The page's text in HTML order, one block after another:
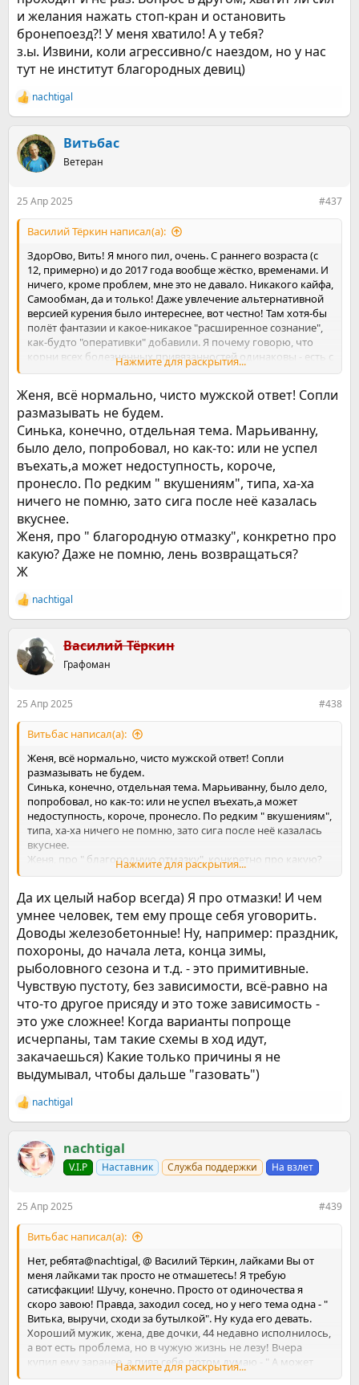
и желания нажать стоп-кран и остановить
бронепоезд?! У меня хватило! А у тебя?
з.ы. Извини, коли агрессивно/с наездом, но у нас
тут не институт благородных девиц)
Р
е
к
ц
и
nachtigal
Витьбас
Ветеран
25 Апр 2025 #437
Василий Тёркин написал(а):
ЗдорОво, Вить! Я много пил, очень. С раннего возраста (с
12, примерно) и до 2017 года вообще жёстко, временами. И
ничего, кроме проблем, мне это не давало. Никакого кайфа,
Самообман, да и только! Даже увлечение альтернативной
версией курения было интереснее, вот честно! Там хотя-бы
полёт фантазии и какое-никакое "расширенное сознание",
как-будто "оперативки" добавили. Я почему говорю, что
корни всех болезненных привязанностей одинаковы - есть с
чем сравнить + личного опыта вагон и маленькая тележка.
азартные игры, трудоголизм или неуёмная тяга к
противоположному полу, да хоть тот же форум -
зависимость она и есть зависимость. Без объекта
вожделения крышу сносит. Вот и ты сам себе придумал
благородную отмазку. Обманул себя самого... И это
нормально, никак не умаляет твоих достоинств и заслуг!
Каждый через это проходит и не раз! Вопрос в другом,
хватит ли сил и желания нажать стоп-кран и остановить
бронепоезд?! У меня хватило! А у тебя?
з.ы. Извини, коли агрессивно/с наездом, но у нас тут не
институт благородных девиц)
Нажмите для раскрытия...
Женя, всё нормально, чисто мужской ответ! Сопли
размазывать не будем.
Синька, конечно, отдельная тема. Марьиванну,
было дело, попробовал, но как-то: или не успел
въехать,а может недоступность, короче,
пронесло. По редким " вкушениям", типа, ха-ха
ничего не помню, зато сига после неё казалась
вкуснее.
Женя, про " благородную отмазку", конкретно про
какую? Даже не помню, лень возвращаться?
Ж
Р
е
ц
и
nachtigal
Василий Тёркин
Графоман
25 Апр 2025 #438
Витьбас написал(а):
Женя, всё нормально, чисто мужской ответ! Сопли
размазывать не будем.
Синька, конечно, отдельная тема. Марьиванну, было дело,
попробовал, но как-то: или не успел въехать,а может
недоступность, короче, пронесло. По редким " вкушениям",
типа, ха-ха ничего не помню, зато сига после неё казалась
вкуснее.
Женя, про " благородную отмазку", конкретно про какую?
Даже не помню, лень возвращаться?
Нажмите для раскрытия...
Да их целый набор всегда) Я про отмазки! И чем
умнее человек, тем ему проще себя уговорить.
Доводы железобетонные! Ну, например: праздник,
похороны, до начала лета, конца зимы,
рыболовного сезона и т.д. - это примитивные.
Чувствую пустоту, без зависимости, всё-равно на
что-то другое присяду и это тоже зависимость -
это уже сложнее! Когда варианты попроще
исчерпаны, там такие схемы в ход идут,
закачаешься) Какие только причины я не
выдумывал, чтобы дальше "газовать")
Р
е
к
ц
и
nachtigal
nachtigal
V.I.P Наставник Служба поддержки На взлет
25 Апр 2025 #439
Витьбас написал(а):
Нет, ребята@nachtigal, @ Василий Тёркин, лайками Вы от
меня лайками так просто не отмашетесь! Я требую
сатисфакции! Шучу, конечно. Просто от одиночества я
скоро завою! Правда, заходил сосед, но у него тема одна - "
Витька, выручи, сходи за бутылкой". Ну куда его девать.
Хороший мужик, жена, две дочки, 44 недавно исполнилось,
а вот есть проблема, но в чужую жизнь не лезу! Вчера
купил ему заранее, а пива себе, потом думаю - " А может
самому по водочке ударить, тем более 25.04 у хорошей
Нажмите для раскрытия...